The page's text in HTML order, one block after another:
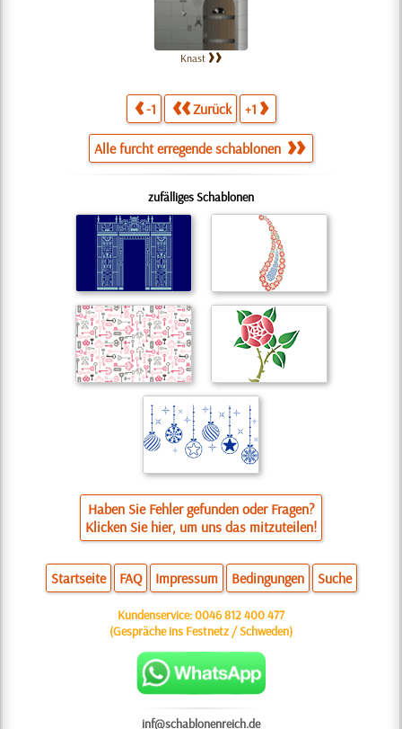
Knast
-1 Zurück +1
Alle furcht erregende schablonen
zufälliges Schablonen
Haben Sie Fehler gefunden oder Fragen?
Klicken Sie hier, um uns das mitzuteilen!
Startseite FAQ Impressum Bedingungen Suche
Kundenservice:0046 812 400 477
(Gespräche ins Festnetz / Schweden)
inf@schablonenreich.de